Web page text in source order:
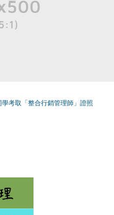
學考取「整合行銷管理師」證照